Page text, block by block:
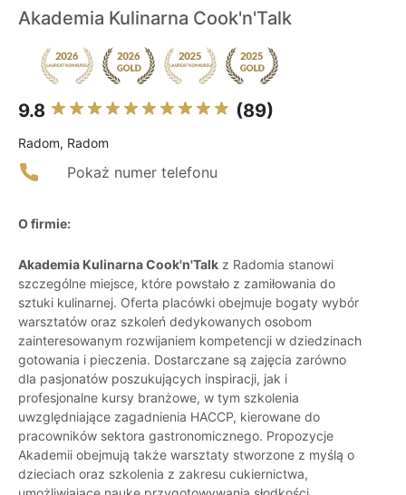
Akademia Kulinarna Cook'n'Talk
9.8 (89)
Radom, Radom
Pokaż numer telefonu
O firmie:
Akademia Kulinarna Cook'n'Talk z Radomia stanowi
szczególne miejsce, które powstało z zamiłowania do
sztuki kulinarnej. Oferta placówki obejmuje bogaty wybór
warsztatów oraz szkoleń dedykowanych osobom
zainteresowanym rozwijaniem kompetencji w dziedzinach
gotowania i pieczenia. Dostarczane są zajęcia zarówno
dla pasjonatów poszukujących inspiracji, jak i
profesjonalne kursy branżowe, w tym szkolenia
uwzględniające zagadnienia HACCP, kierowane do
pracowników sektora gastronomicznego. Propozycje
Akademii obejmują także warsztaty stworzone z myślą o
dzieciach oraz szkolenia z zakresu cukiernictwa,